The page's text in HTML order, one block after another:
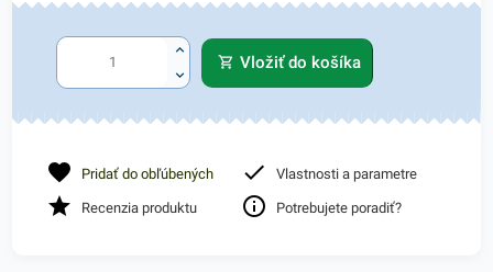
Vložiť do košíka
Pridať do obľúbených Vlastnosti a parametre
Recenzia produktu Potrebujete poradiť?